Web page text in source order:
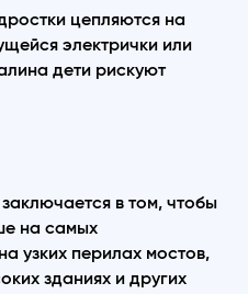
цепляются на
электрички или
дети рискуют
в том, чтобы
на самых
узких перилах мостов,
зданиях и других